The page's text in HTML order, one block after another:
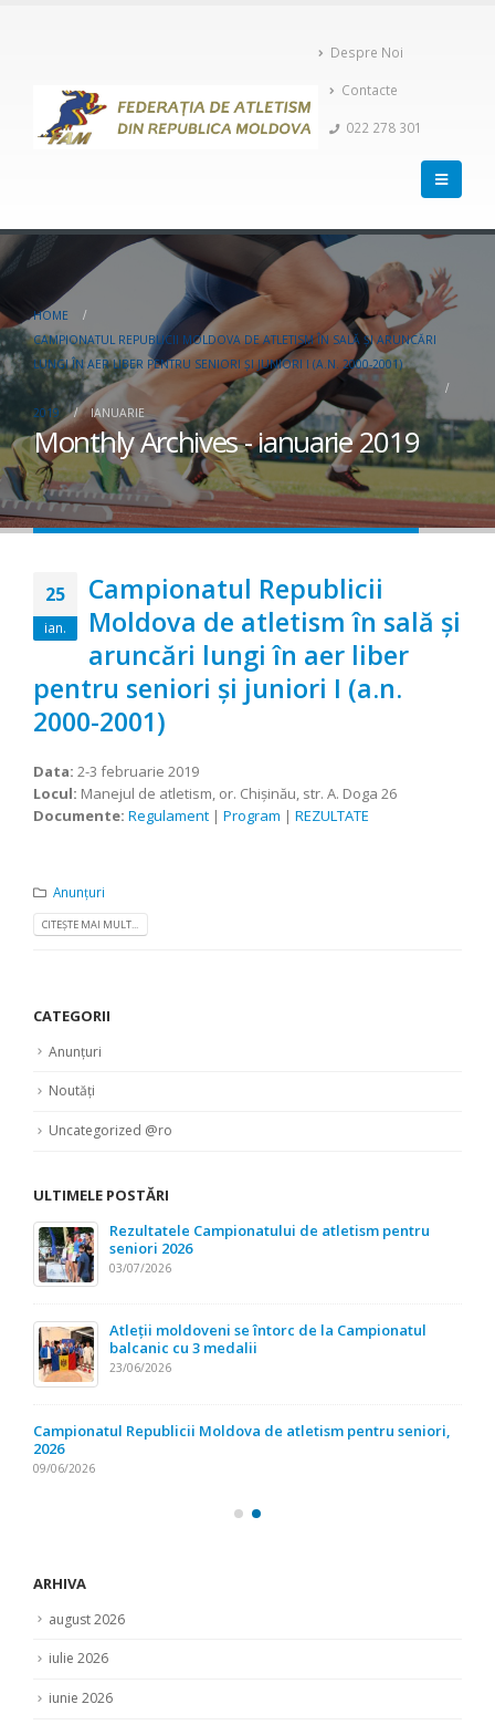
Despre Noi
Contacte
022 278 301
HOME
CAMPIONATUL REPUBLICII MOLDOVA DE ATLETISM ÎN SALĂ ŞI ARUNCĂRI
LUNGI ÎN AER LIBER PENTRU SENIORI ŞI JUNIORI I (A.N. 2000-2001)
2019 IANUARIE
Monthly Archives - ianuarie 2019
25
ian.
Campionatul Republicii
Moldova de atletism în sală şi
aruncări lungi în aer liber
pentru seniori şi juniori I (a.n.
2000-2001)
Data: 2-3 februarie 2019
Locul: Manejul de atletism, or. Chişinău, str. A. Doga 26
Documente: Regulament | Program | REZULTATE
Anunțuri
CITEȘTE MAI MULT...
CATEGORII
Anunțuri
Noutăți
Uncategorized @ro
ULTIMELE POSTĂRI
Rezultatele Campionatului de atletism pentru
seniori 2026
03/07/2026
Atleții moldoveni se întorc de la Campionatul
balcanic cu 3 medalii
23/06/2026
Campionatul Republicii Moldova de atletism pentru seniori,
2026
09/06/2026
ARHIVA
august 2026
iulie 2026
iunie 2026